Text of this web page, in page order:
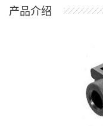
产品介绍